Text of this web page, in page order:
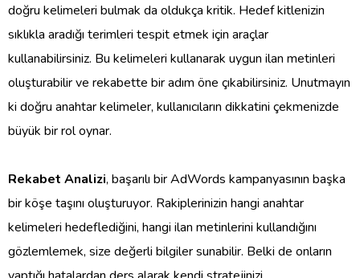
doğru kelimeleri bulmak da oldukça kritik. Hedef kitlenizin
sıklıkla aradığı terimleri tespit etmek için araçlar
kullanabilirsiniz. Bu kelimeleri kullanarak uygun ilan metinleri
oluşturabilir ve rekabette bir adım öne çıkabilirsiniz. Unutmayın
ki doğru anahtar kelimeler, kullanıcıların dikkatini çekmenizde
büyük bir rol oynar.
Rekabet Analizi, başarılı bir AdWords kampanyasının başka
bir köşe taşını oluşturuyor. Rakiplerinizin hangi anahtar
kelimeleri hedeflediğini, hangi ilan metinlerini kullandığını
gözlemlemek, size değerli bilgiler sunabilir. Belki de onların